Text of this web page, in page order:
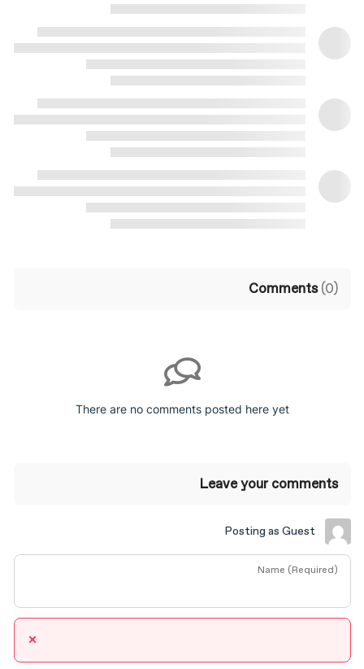
Comments (0)
There are no comments posted here yet
Leave your comments
Posting as Guest
Name (Required)
×